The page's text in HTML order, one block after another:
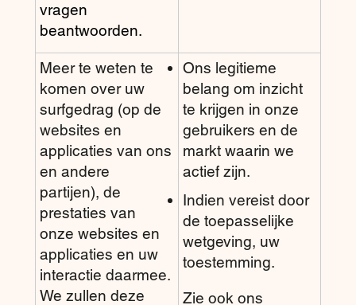
vragen
beantwoorden.
Meer te weten te
komen over uw
surfgedrag (op de
websites en
applicaties van ons
en andere
partijen), de
prestaties van
onze websites en
applicaties en uw
interactie daarmee.
We zullen deze
Ons legitieme
belang om inzicht
te krijgen in onze
gebruikers en de
markt waarin we
actief zijn.
Indien vereist door
de toepasselijke
wetgeving, uw
toestemming.
Zie ook ons